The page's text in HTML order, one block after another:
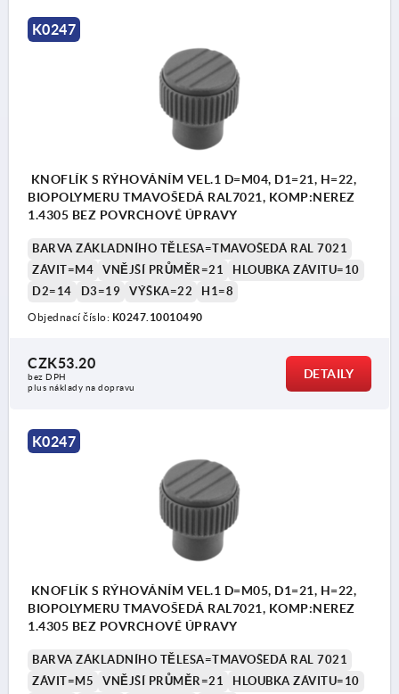
K0247
KNOFLÍK S RÝHOVÁNÍM VEL.1 D=M04, D1=21, H=22,
BIOPOLYMERU TMAVOŠEDÁ RAL7021, KOMP:NEREZ
1.4305 BEZ POVRCHOVÉ ÚPRAVY
BARVA ZÁKLADNÍHO TĚLESA=TMAVOŠEDÁ RAL 7021
ZÁVIT=M4
VNĚJŠÍ PRŮMĚR=21
HLOUBKA ZÁVITU=10
D2=14
D3=19 VÝŠKA=22 H1=8
Objednací číslo: K0247.10010490
CZK53.20
bez DPH
plus náklady na dopravu
DETAILY
K0247
KNOFLÍK S RÝHOVÁNÍM VEL.1 D=M05, D1=21, H=22,
BIOPOLYMERU TMAVOŠEDÁ RAL7021, KOMP:NEREZ
1.4305 BEZ POVRCHOVÉ ÚPRAVY
BARVA ZÁKLADNÍHO TĚLESA=TMAVOŠEDÁ RAL 7021
ZÁVIT=M5
VNĚJŠÍ PRŮMĚR=21
HLOUBKA ZÁVITU=10